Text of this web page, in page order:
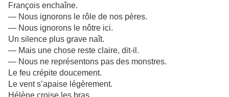
François enchaîne.
— Nous ignorons le rôle de nos pères.
— Nous ignorons le nôtre ici.
Un silence plus grave naît.
— Mais une chose reste claire, dit-il.
— Nous ne représentons pas des monstres.
Le feu crépite doucement.
Le vent s’apaise légèrement.
Hélène croise les bras.